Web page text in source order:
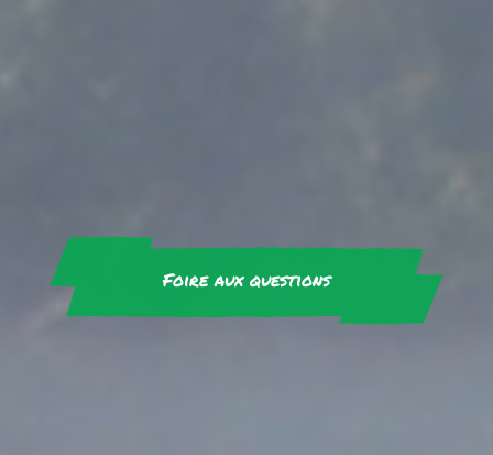
Foire aux questions